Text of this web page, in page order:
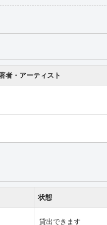
者・アーティスト
状態
貸出できます